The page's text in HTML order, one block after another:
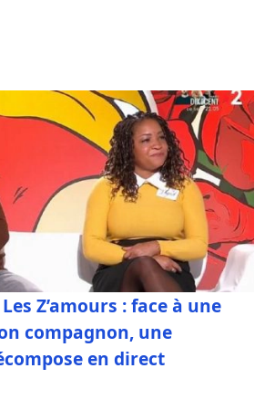
Les Z’amours : face à une
compagnon, une
en direct